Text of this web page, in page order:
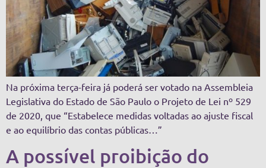
Na próxima terça-feira já poderá ser votado na Assembleia
Legislativa do Estado de São Paulo o Projeto de Lei nº 529
de 2020, que “Estabelece medidas voltadas ao ajuste fiscal
e ao equilíbrio das contas públicas…”
A possível proibição do